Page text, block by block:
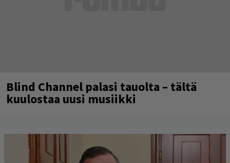
Blind Channel palasi tauolta – tältä
kuulostaa uusi musiikki